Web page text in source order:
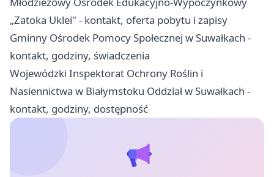
„Zatoka Uklei" - kontakt, oferta pobytu i zapisy
Gminny Ośrodek Pomocy Społecznej w Suwałkach -
kontakt, godziny, świadczenia
Wojewódzki Inspektorat Ochrony Roślin i
Nasiennictwa w Białymstoku Oddział w Suwałkach -
kontakt, godziny, dostępność